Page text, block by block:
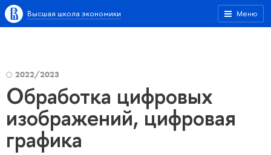
Меню
Высшая школа экономики
2022/2023
Обработка цифровых
изображений, цифровая
графика